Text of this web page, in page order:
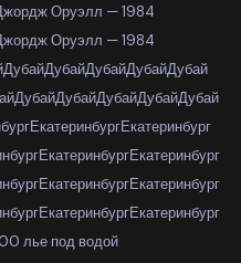
Оруэлл — 1984
Оруэлл — 1984
ДубайДубайДубайДубайДубай
ДубайДубайДубайДубайДубай
ЕкатеринбургЕкатеринбург
ЕкатеринбургЕкатеринбург
ЕкатеринбургЕкатеринбург
ЕкатеринбургЕкатеринбург
лье под водой